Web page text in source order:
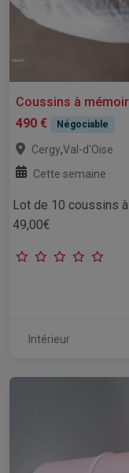
Coussins à
490 €
Négociable
Cergy,Val-d'Oise
Cette semaine
Lot de 10 coussins
49,00€
Intérieur